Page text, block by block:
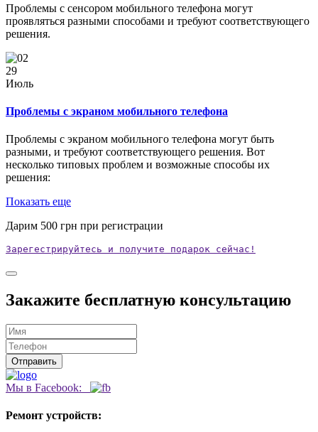
Проблемы с сенсором мобильного телефона могут
проявляться разными способами и требуют соответствующего
решения.
29
Июль
Проблемы с экраном мобильного телефона
Проблемы с экраном мобильного телефона могут быть
разными, и требуют соответствующего решения. Вот
несколько типовых проблем и возможные способы их
решения:
Показать еще
Дарим 500 грн при регистрации
Зарегестрируйтесь и получите подарок сейчас!
Закажите бесплатную консультацию
Мы в Facebook:
Ремонт устройств: